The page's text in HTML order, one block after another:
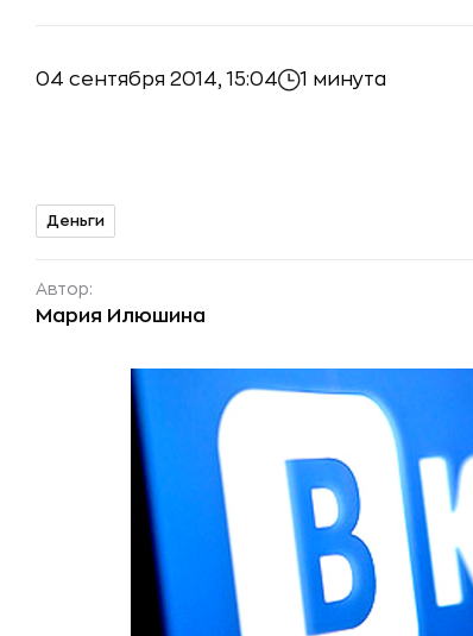
04 сентября 2014, 15:04 1 минута
Деньги
Автор:
Мария Илюшина